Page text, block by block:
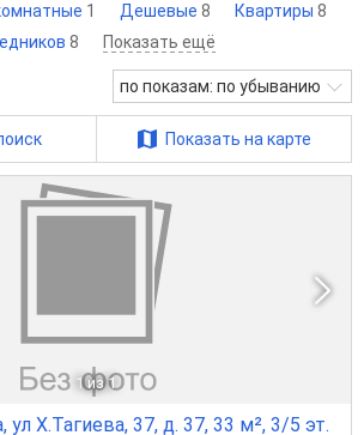
1 Дешевые 8 Квартиры 8
8 Показать ещё
по показам: по убыванию
Показать на карте
1 из 1
Х.Тагиева, 37, д. 37, 33 м², 3/5 эт.